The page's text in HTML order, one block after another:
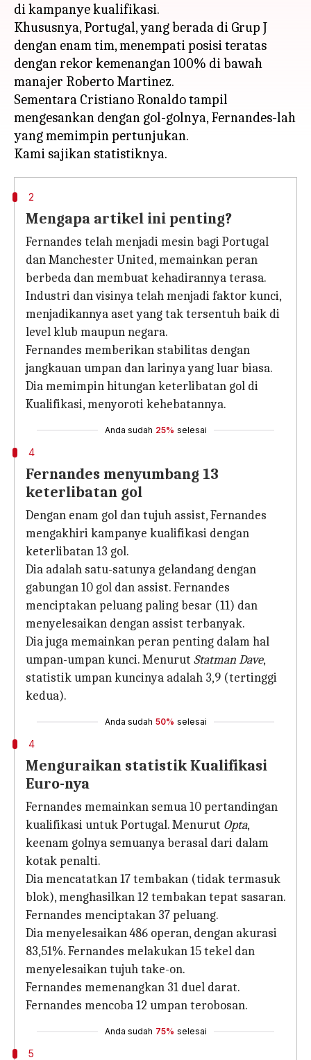
di kampanye kualifikasi.
Khususnya, Portugal, yang berada di Grup J
dengan enam tim, menempati posisi teratas
dengan rekor kemenangan 100% di bawah
manajer Roberto Martinez.
Sementara Cristiano Ronaldo tampil
mengesankan dengan gol-golnya, Fernandes-lah
yang memimpin pertunjukan.
2
Mengapa artikel ini penting?
Fernandes telah menjadi mesin bagi Portugal
dan Manchester United, memainkan peran
berbeda dan membuat kehadirannya terasa.
Industri dan visinya telah menjadi faktor kunci,
menjadikannya aset yang tak tersentuh baik di
level klub maupun negara.
Fernandes memberikan stabilitas dengan
jangkauan umpan dan larinya yang luar biasa.
Dia memimpin hitungan keterlibatan gol di
Kualifikasi, menyoroti kehebatannya.
Anda sudah 25% selesai
4
Fernandes menyumbang 13
keterlibatan gol
Dengan enam gol dan tujuh assist, Fernandes
mengakhiri kampanye kualifikasi dengan
keterlibatan 13 gol.
Dia adalah satu-satunya gelandang dengan
gabungan 10 gol dan assist. Fernandes
menciptakan peluang paling besar (11) dan
menyelesaikan dengan assist terbanyak.
Dia juga memainkan peran penting dalam hal
umpan-umpan kunci. Menurut Statman Dave,
statistik umpan kuncinya adalah 3,9 (tertinggi
kedua).
Anda sudah 50% selesai
4
Menguraikan statistik Kualifikasi
Euro-nya
Fernandes memainkan semua 10 pertandingan
kualifikasi untuk Portugal. Menurut Opta,
keenam golnya semuanya berasal dari dalam
kotak penalti.
Dia mencatatkan 17 tembakan (tidak termasuk
blok), menghasilkan 12 tembakan tepat sasaran.
Fernandes menciptakan 37 peluang.
Dia menyelesaikan 486 operan, dengan akurasi
83,51%. Fernandes melakukan 15 tekel dan
menyelesaikan tujuh take-on.
Fernandes memenangkan 31 duel darat.
Fernandes mencoba 12 umpan terobosan.
Anda sudah 75% selesai
5